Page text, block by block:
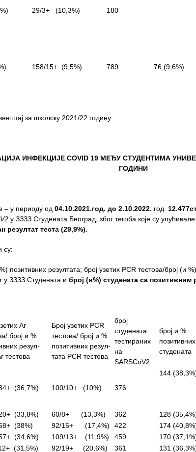
29/3+ (10,3%) 180
158/15+ (9,5%) 789 76 (9,6%)
за школску 2021/22 годину:
ИНФЕКЦИЈЕ COVID 19 МЕЂУ СТУДЕНТИМА
ГОДИНИ
– у периоду од 04.10.2021.год. до 2.10.2022. год. 12.477
у ЗЗЗЗ Студената Београд, због тегоба које су
резултат теста (29,9%).
су:
позитивних резултата; број узетих PCR тестова/број (и
у ЗЗЗЗ Студената и број (и%) студената са позитивним
Аг
број и %
резул-
тестова
Број узетих PCR
тестова/ број и %
позитивних резул-
тата PCR тестова
број
студената
тестираних
на
SARSCoV2
број и %
позитивних
студената
(36,7%) 100/10+ (10%) 376
144
(33,8%) 60/8+ (13,3%) 362
128
(38%) 92/16+ (17,4%) 422
174
(34,6%) 109/13+ (11,9%) 459
170
(31,5%) 92/19+ (20,6%) 361
131